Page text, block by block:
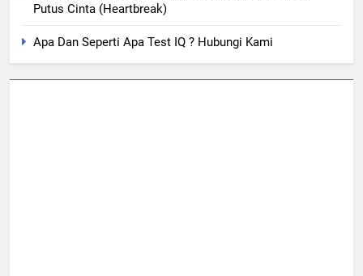
Putus Cinta (Heartbreak)
Apa Dan Seperti Apa Test IQ ? Hubungi Kami